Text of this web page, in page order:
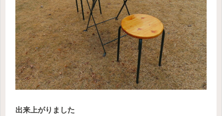
出来上がりました